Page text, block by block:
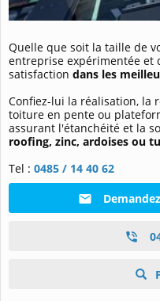
Quelle que soit la taille de
entreprise expérimentée et
satisfaction dans les
Confiez-lui la réalisation, la
toiture en pente ou
assurant l'étanchéité et la
roofing, zinc, ardoises ou
Tel : 0485 / 14 40 62